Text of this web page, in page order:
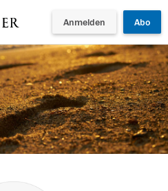
Anmelden Abo